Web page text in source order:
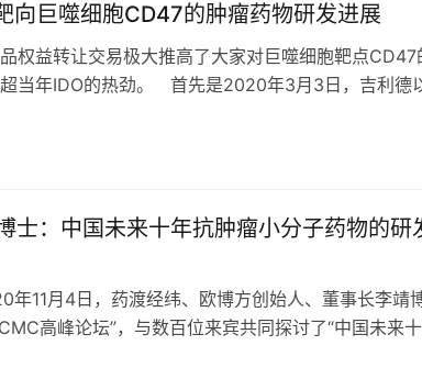
向巨噬细胞CD47的肿瘤药物研发进展
权益转让交易极大推高了大家对巨噬细胞靶点CD47
当年IDO的热劲。 首先是2020年3月3日，吉利德
士：中国未来十年抗肿瘤小分子药物的研
年11月4日，药渡经纬、欧博方创始人、董事长李靖
高峰论坛”，与数百位来宾共同探讨了“中国未来